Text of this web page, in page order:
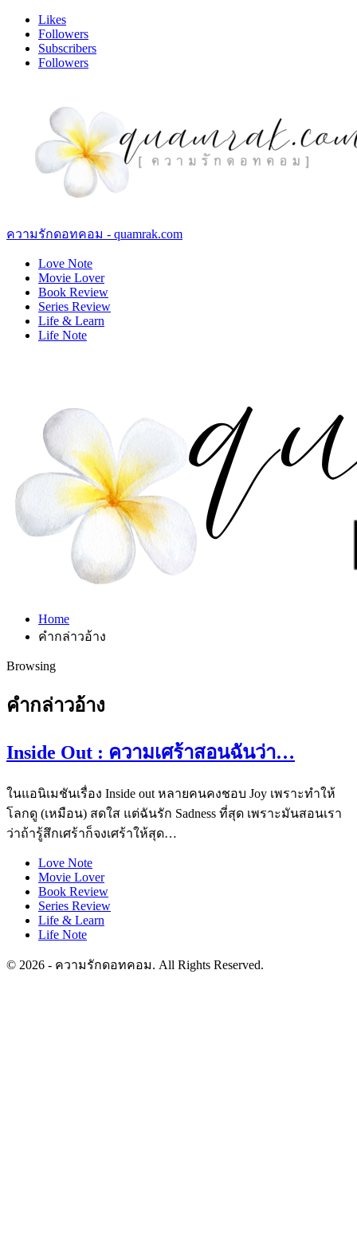
Likes
Followers
Subscribers
Followers
ความรักดอทคอม - quamrak.com
Love Note
Movie Lover
Book Review
Series Review
Life & Learn
Life Note
Home
คำกล่าวอ้าง
Browsing
คำกล่าวอ้าง
Inside Out : ความเศร้าสอนฉันว่า…
ในแอนิเมชันเรื่อง Inside out หลายคนคงชอบ Joy เพราะทำให้
โลกดู (เหมือน) สดใส แต่ฉันรัก Sadness ที่สุด เพราะมันสอนเรา
ว่าถ้ารู้สึกเศร้าก็จงเศร้าให้สุด…
Love Note
Movie Lover
Book Review
Series Review
Life & Learn
Life Note
© 2026 - ความรักดอทคอม. All Rights Reserved.